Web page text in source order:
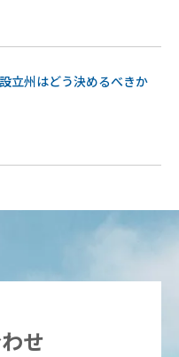
立州はどう決めるべきか
せ